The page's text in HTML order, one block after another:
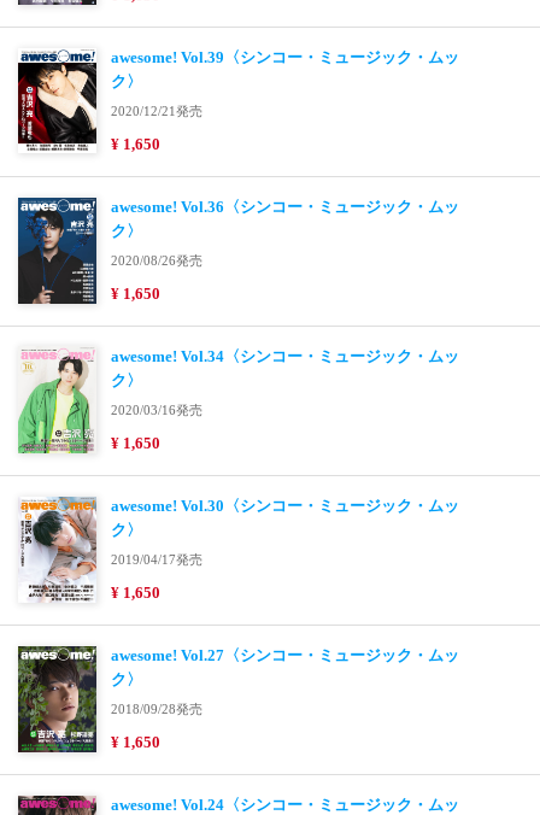
awesome! Vol.39〈シンコー・ミュージック・ムッ
ク〉
2020/12/21発売
¥ 1,650
awesome! Vol.36〈シンコー・ミュージック・ムッ
ク〉
2020/08/26発売
¥ 1,650
awesome! Vol.34〈シンコー・ミュージック・ムッ
ク〉
2020/03/16発売
¥ 1,650
awesome! Vol.30〈シンコー・ミュージック・ムッ
ク〉
2019/04/17発売
¥ 1,650
awesome! Vol.27〈シンコー・ミュージック・ムッ
ク〉
2018/09/28発売
¥ 1,650
awesome! Vol.24〈シンコー・ミュージック・ムッ